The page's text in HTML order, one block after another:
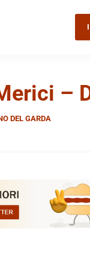
–
DEL GARDA